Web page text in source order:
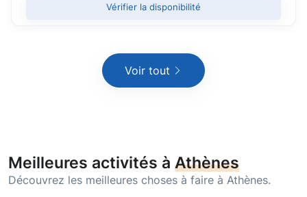
Vérifier la disponibilité
Voir tout
Meilleures activités à Athènes
Découvrez les meilleures choses à faire à Athènes.